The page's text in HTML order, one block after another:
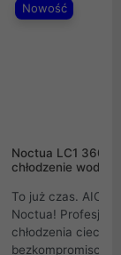
Nowość
Noctua LC1
chłodzenie wodne
To już czas. AIO
Noctua!
chłodzenia cieczą